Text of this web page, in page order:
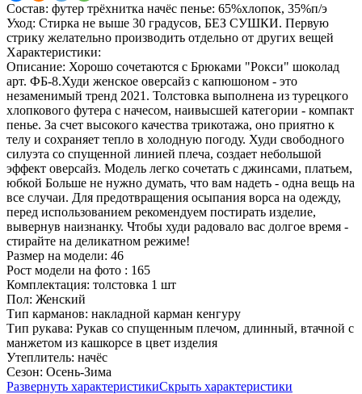
Состав: футер трёхнитка начёс пенье: 65%хлопок, 35%п/э
Уход: Стирка не выше 30 градусов, БЕЗ СУШКИ. Первую
стрику желательно производить отдельно от других вещей
Характеристики:
Описание: Хорошо сочетаются с Брюками "Рокси" шоколад
арт. ФБ-8.Худи женское оверсайз с капюшоном - это
незаменимый тренд 2021. Толстовка выполнена из турецкого
хлопкового футера с начесом, наивысшей категории - компакт
пенье. За счет высокого качества трикотажа, оно приятно к
телу и сохраняет тепло в холодную погоду. Худи свободного
силуэта со спущенной линией плеча, создает небольшой
эффект оверсайз. Модель легко сочетать с джинсами, платьем,
юбкой Больше не нужно думать, что вам надеть - одна вещь на
все случаи. Для предотвращения осыпания ворса на одежду,
перед использованием рекомендуем постирать изделие,
вывернув наизнанку. Чтобы худи радовало вас долгое время -
стирайте на деликатном режиме!
Размер на модели: 46
Рост модели на фото : 165
Комплектация: толстовка 1 шт
Пол: Женский
Тип карманов: накладной карман кенгуру
Тип рукава: Рукав со спущенным плечом, длинный, втачной с
манжетом из кашкорсе в цвет изделия
Утеплитель: начёс
Сезон: Осень-Зима
Развернуть характеристикиСкрыть характеристики